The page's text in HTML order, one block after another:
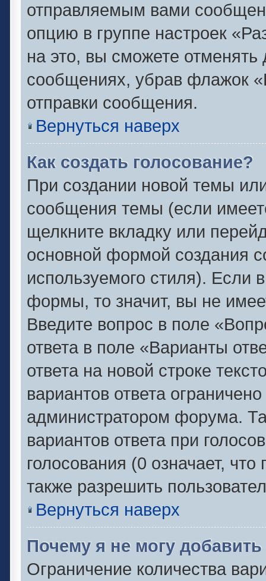
отправляемым вами
опцию в группе настроек
на это, вы сможете
сообщениях, убрав флажок
отправки сообщения.
Вернуться наверх
Как создать голосование?
При создании новой темы
сообщения темы (если
щелкните вкладку или
основной формой создания
используемого стиля). Если
формы, то значит, вы не
Введите вопрос в поле
ответа в поле «Варианты
ответа на новой строке
вариантов ответа
администратором форума.
вариантов ответа при
голосования (0 означает,
также разрешить
Вернуться наверх
Почему я не могу
Ограничение количества